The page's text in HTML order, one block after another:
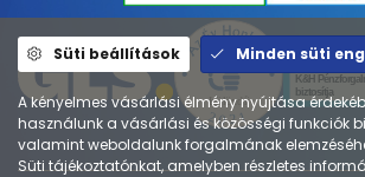
Süti beállítások Minden süti
A kényelmes vásárlási élmény nyújtása
használunk a vásárlási és közösségi funkciók
valamint weboldalunk forgalmának
Süti tájékoztatónkat, amelyben részletes